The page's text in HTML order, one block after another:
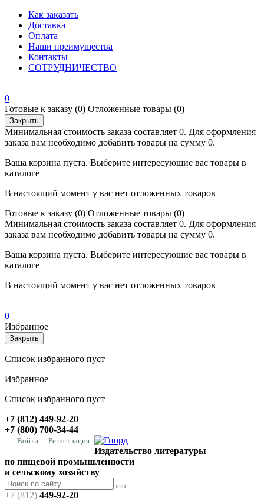
Как заказать
Доставка
Оплата
Наши преимущества
Контакты
СОТРУДНИЧЕСТВО
0
Готовые к заказу (0) Отложенные товары (0)
Закрыть
Минимальная стоимость заказа составляет 0. Для оформления
заказа вам необходимо добавить товары на сумму 0.
Ваша корзина пуста. Выберите интересующие вас товары в
каталоге
В настоящий момент у вас нет отложенных товаров
Готовые к заказу (0) Отложенные товары (0)
Минимальная стоимость заказа составляет 0. Для оформления
заказа вам необходимо добавить товары на сумму 0.
Ваша корзина пуста. Выберите интересующие вас товары в
каталоге
В настоящий момент у вас нет отложенных товаров
0
Избранное
Закрыть
Список избранного пуст
Избранное
Список избранного пуст
+7 (812) 449-92-20
+7 (800) 700-34-44
Войти Регистрация
Издательство литературы
по пищевой промышленности
и сельскому хозяйству
+7 (812) 449-92-20